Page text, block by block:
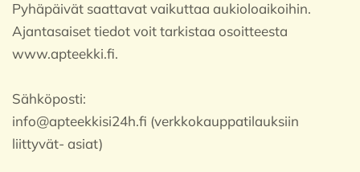
Pyhäpäivät saattavat vaikuttaa aukioloaikoihin.
Ajantasaiset tiedot voit tarkistaa osoitteesta
www.apteekki.fi.
Sähköposti:
info@apteekkisi24h.fi (verkkokauppatilauksiin
liittyvät- asiat)